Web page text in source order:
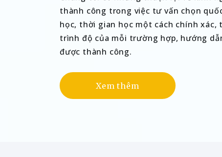
thành công trong việc tư vấn chọn
học, thời gian học một cách chính
trình độ của mỗi trường hợp, hướng
được thành công.
Xem thêm